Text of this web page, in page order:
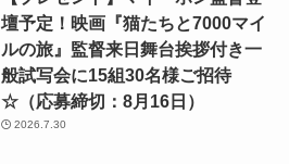
壇予定！映画『猫たちと7000マイ
ルの旅』監督来日舞台挨拶付き一
般試写会に15組30名様ご招待
☆（応募締切：8月16日）
2026.7.30